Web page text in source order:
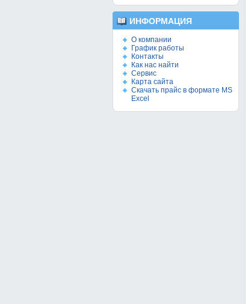
ИНФОРМАЦИЯ
О компании
График работы
Контакты
Как нас найти
Сервис
Карта сайта
Скачать прайс в формате MS
Excel